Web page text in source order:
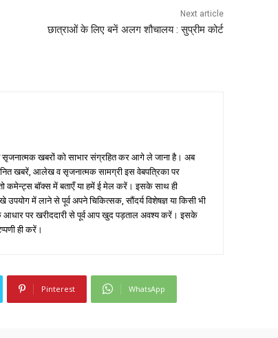
Next article
छात्राओं के लिए बनें अलग शौचालय : सुप्रीम कोर्ट
खबरों को साभार संग्रहित कर आगे ले जाना है। अब
खबरें, आलेख व सृजनात्मक सामग्री इस वेबपत्रिका पर
कमेन्ट्स बॉक्स में बताएँ या हमें ई मेल करें। इसके साथ ही
में लाने से पूर्व अपने चिकित्सक, सौंदर्य विशेषज्ञ या किसी भी
पर खरीददारी से पूर्व आप खुद पड़ताल अवश्य करें। इसके
ही करें।
Pinterest WhatsApp